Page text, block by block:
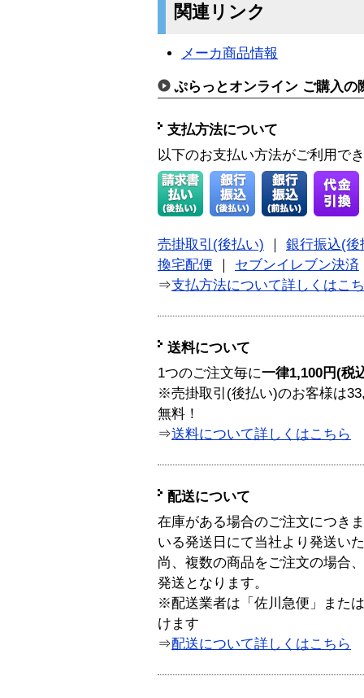
関連リンク
メーカ商品情報
ぷらっとオンライン ご購入の
支払方法について
以下のお支払い方法がご利用で
売掛取引(後払い)
銀行振込(後
換宅配便
セブンイレブン決済
⇒支払方法について詳しくはこ
送料について
1つのご注文毎に一律1,100円(税
※売掛取引(後払い)のお客様は
無料！
⇒送料について詳しくはこちら
配送について
在庫がある場合のご注文につき
いる発送日にて当社より発送い
尚、複数の商品をご注文の場合
発送となります。
※配送業者は「佐川急便」また
けます
⇒配送について詳しくはこちら